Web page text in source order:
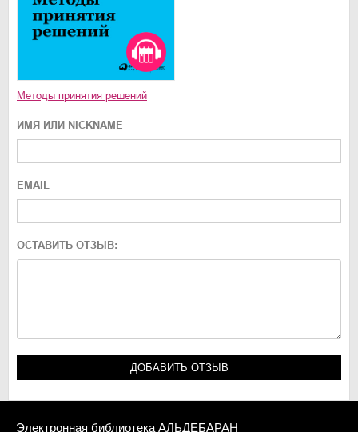
Методы принятия решений
ИМЯ ИЛИ NICKNAME
EMAIL
ОСТАВИТЬ ОТЗЫВ:
Электронная библиотека АЛЬДЕБАРАН